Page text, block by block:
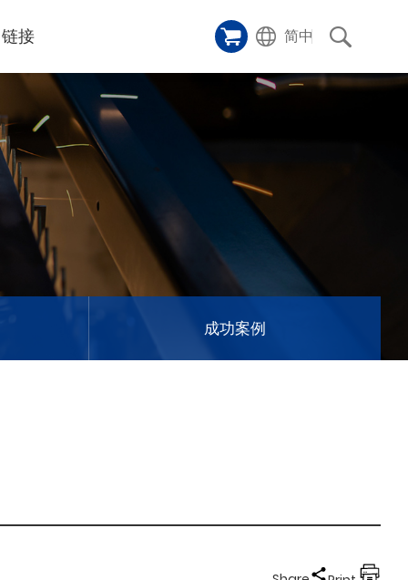
激光切割机
橱窗
用影片
案例
活动
链接 简中
成功案例